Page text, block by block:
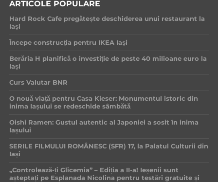
ARTICOLE POPULARE
Hard Rock Cafe pregătește deschiderea unui restaurant la
Iași
Începe construcția pentru IKEA Iași
Berăria H planifică o investiție de peste 40 milioane euro la
Iași
Curs Valutar BNR
O nouă viață pentru Casa Kieser: Monumentul istoric din
inima Iașului se redeschide sâmbătă
Oishi Ramen: Gustul autentic al Japoniei a sosit în inima
Iașului
SERILE FILMULUI ROMÂNESC (SFR) 17, la Palatul Culturii din
Iași
„Controlează-ți Glicemia” – Ediția a II-a! Ieșenii sunt
așteptați pe Esplanada Nicolina pentru testări gratuite și